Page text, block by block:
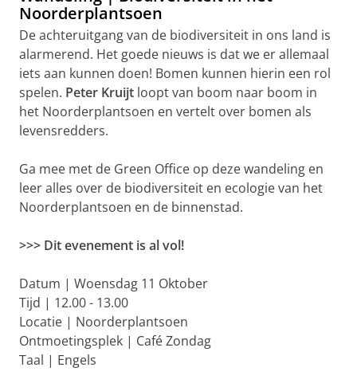
Noorderplantsoen
De achteruitgang van de biodiversiteit in ons land is
alarmerend. Het goede nieuws is dat we er allemaal
iets aan kunnen doen! Bomen kunnen hierin een rol
spelen. Peter Kruijt loopt van boom naar boom in
het Noorderplantsoen en vertelt over bomen als
levensredders.
Ga mee met de Green Office op deze wandeling en
leer alles over de biodiversiteit en ecologie van het
Noorderplantsoen en de binnenstad.
>>> Dit evenement is al vol!
Datum | Woensdag 11 Oktober
Tijd | 12.00 - 13.00
Locatie | Noorderplantsoen
Ontmoetingsplek | Café Zondag
Taal | Engels